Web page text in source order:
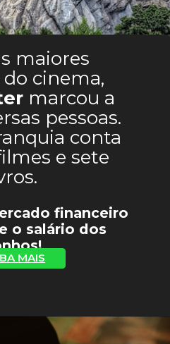
maiores
marcou a
pessoas.
conta
e sete
financeiro
o salário dos
MAIS